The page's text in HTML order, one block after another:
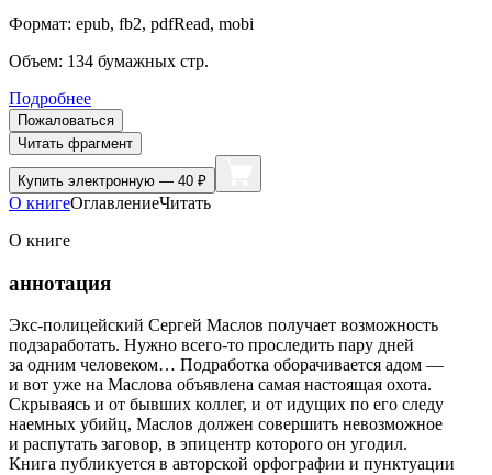
Формат: epub, fb2, pdfRead, mobi
Объем: 134 бумажных стр.
Подробнее
Пожаловаться
Читать фрагмент
Купить электронную — 40 ₽
О книгеОглавлениеЧитать
О книге
аннотация
Экс-полицейский Сергей Маслов получает возможность
подзаработать. Нужно всего-то проследить пару дней
за одним человеком… Подработка оборачивается адом —
и вот уже на Маслова объявлена самая настоящая охота.
Скрываясь и от бывших коллег, и от идущих по его следу
наемных убийц, Маслов должен совершить невозможное
и распутать заговор, в эпицентр которого он угодил.
Книга публикуется в авторской орфографии и пунктуации